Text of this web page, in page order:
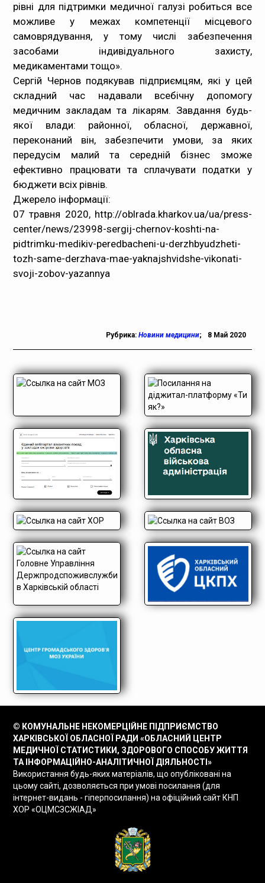
рівні для підтримки медичної галузі робиться все
можливе у межах компетенції місцевого
самоврядування, у тому числі забезпечення
засобами індивідуального захисту,
медикаментами тощо».
Сергій Чернов подякував підприємцям, які у цей
складний час надавали всебічну допомогу
медичним закладам та лікарям. Завдання будь-
якої влади: районної, обласної, державної,
переконаний він, забезпечити умови, за яких
передусім малий та середній бізнес зможе
ефективно працювати та сплачувати податки у
бюджети всіх рівнів.
Джерело інформації:
07 травня 2020, http://oblrada.kharkov.ua/ua/press-
center/news/23998-sergij-chernov-koshti-na-
pidtrimku-medikiv-peredbacheni-u-derzhbyudzheti-
tozh-same-derzhava-mae-yaknajshvidshe-vikonati-
svoji-zobov-yazannya
Рубрика: Новини медицини; 8 Май 2020
© КОМУНАЛЬНЕ НЕКОМЕРЦІЙНЕ ПІДПРИЄМСТВО
ХАРКІВСЬКОЇ ОБЛАСНОЇ РАДИ «ОБЛАСНИЙ ЦЕНТР
МЕДИЧНОЇ СТАТИСТИКИ, ЗДОРОВОГО СПОСОБУ ЖИТТЯ
ТА ІНФОРМАЦІЙНО-АНАЛІТИЧНОЇ ДІЯЛЬНОСТІ»
Використання будь-яких матеріалів, що опубліковані на
цьому сайті, дозволяється при умові посилання (для
інтернет-видань - гіперпосилання) на офіційний сайт КНП
ХОР «ОЦМСЗСЖІАД»